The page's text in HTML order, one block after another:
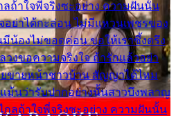
ถ้าใจพี่จริงซะอย่าง ความฝันนั้น
อย่าได้กะล่อน ไม่มีแหวนเพชรของ
มีน้องไม่ขอดค่อน ขอให้เราซึ้งตรึง
งขอความจริงใจ ถ้ารักแล้วอย่า
ขายหน้าชาวบ้าน สัญญาได้ไหม
ม้นว่ารับปากอย่างนั้นสาวบึงพลาญ
กลถ้าใจพี่จริงซะอย่าง ความฝันนั้น